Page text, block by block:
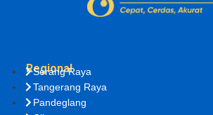
Regional
Serang Raya
Tangerang Raya
Pandeglang